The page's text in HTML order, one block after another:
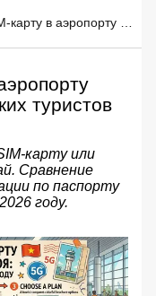
туристов
карту или
Сравнение
по паспорту
году.